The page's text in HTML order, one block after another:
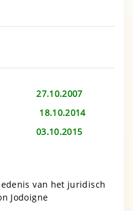
27.10.2007
18.10.2014
03.10.2015
van het juridisch
Jodoigne